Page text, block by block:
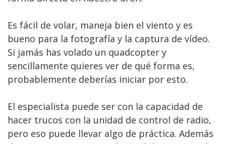
Es fácil de volar, maneja bien el viento y es
bueno para la fotografía y la captura de vídeo.
Si jamás has volado un quadcopter y
sencillamente quieres ver de qué forma es,
probablemente deberías iniciar por esto.
El especialista puede ser con la capacidad de
hacer trucos con la unidad de control de radio,
pero eso puede llevar algo de práctica. Además